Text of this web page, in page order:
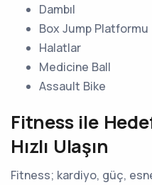
Dambıl
Box Jump Platformu
Halatlar
Medicine Ball
Assault Bike
Fitness ile
Hızlı Ulaşın
Fitness; kardiyo, güç,